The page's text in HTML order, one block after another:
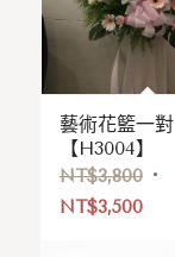
藝術花籃一對
【H3004】
NT$3,800
NT$3,500